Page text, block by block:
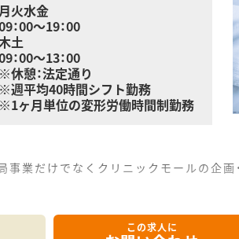
月火水金
：00～19：00
土
：00～13：00
※休憩：法定通り
※週平均40時間シフト勤務
※1ヶ月単位の変形労働時間制勤務
業だけでなくクリニックモールの企画
の届出数も全国1位です
この求人に